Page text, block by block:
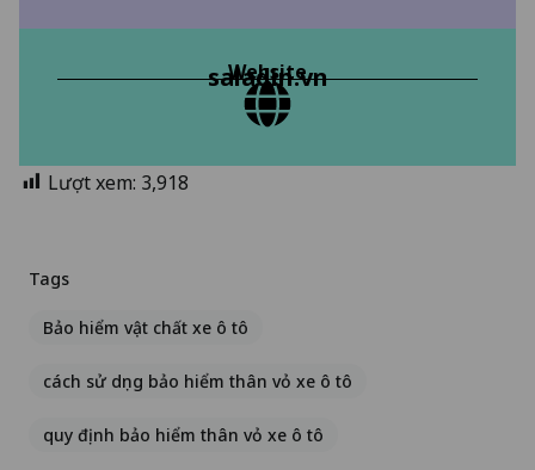
Website
saladin.vn
Lượt xem: 3,918
Tags
Bảo hiểm vật chất xe ô tô
cách sử dụng bảo hiểm thân vỏ xe ô tô
quy định bảo hiểm thân vỏ xe ô tô